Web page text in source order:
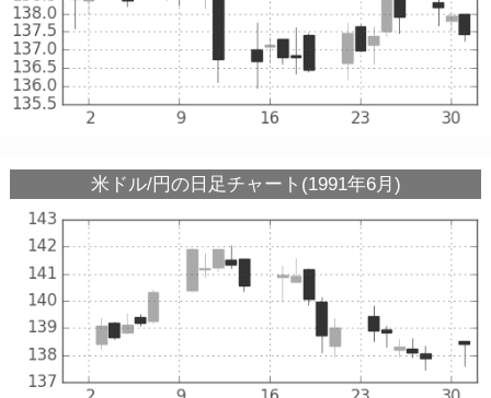
米ドル/円の日足チャート(1991年6月)